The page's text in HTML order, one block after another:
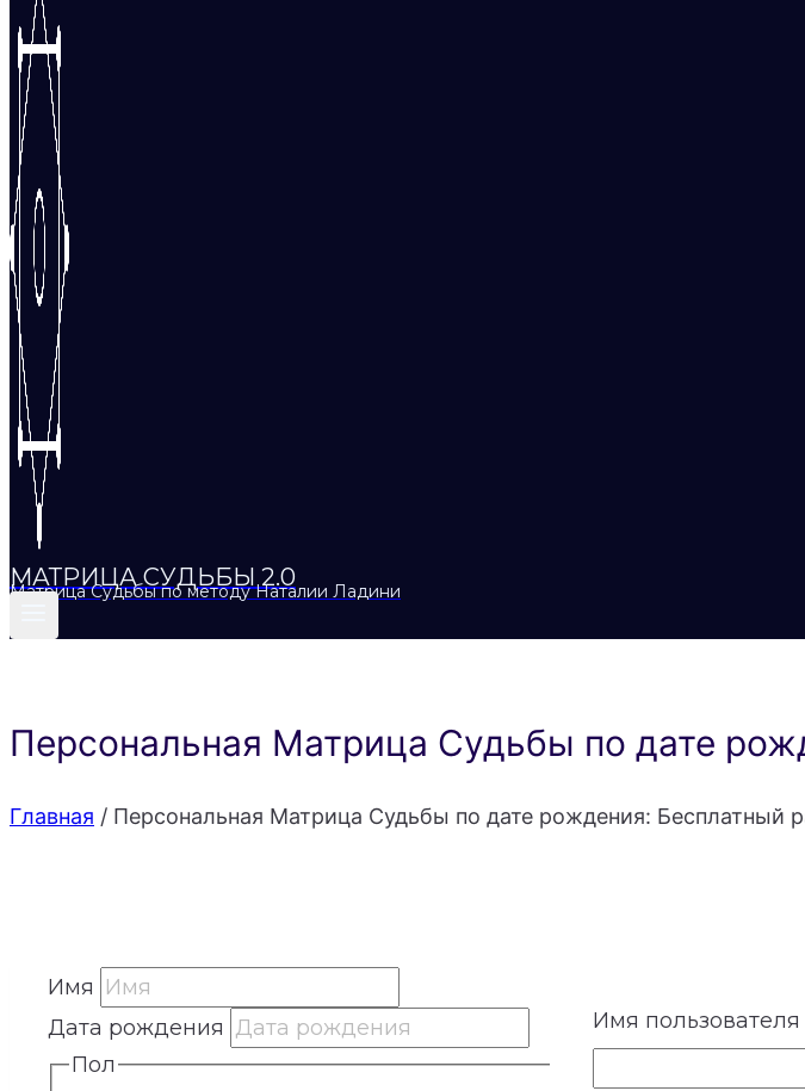
МАТРИЦА СУДЬБЫ 2.0
Матрица Судьбы по методу Наталии Ладини
Персональная Матрица Судьбы по дате
Главная / Персональная Матрица Судьбы по дате рождения: Бесплатный
Имя
Дата рождения
Пол
Имя пользователя